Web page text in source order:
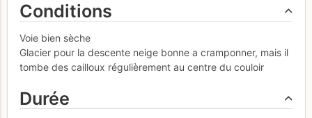
Conditions
Voie bien sèche
Glacier pour la descente neige bonne a cramponner, mais il
tombe des cailloux régulièrement au centre du couloir
Durée